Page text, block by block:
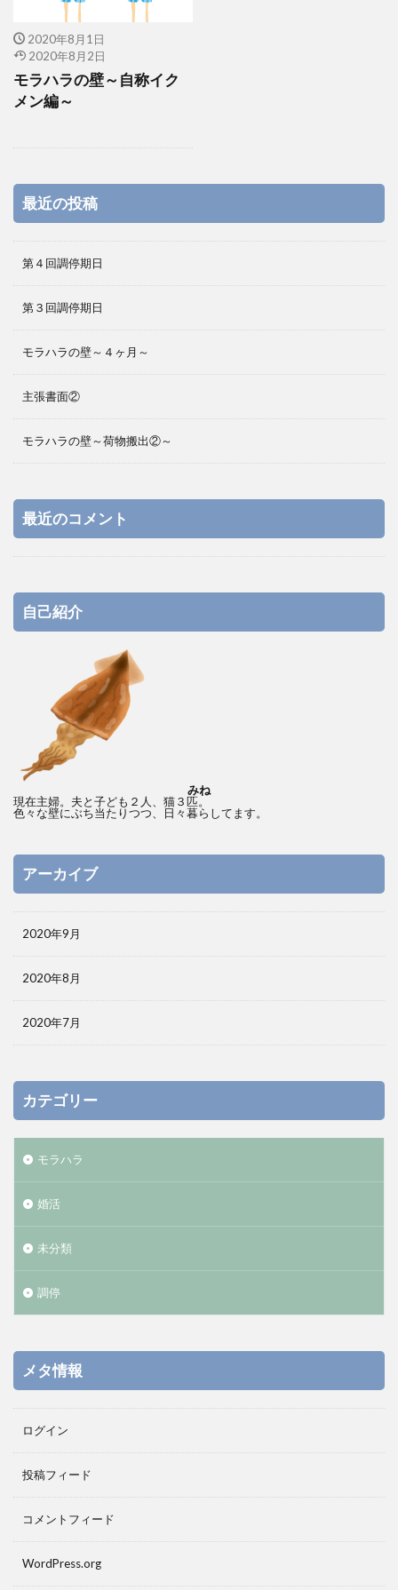
2020年8月1日
2020年8月2日
モラハラの壁～自称イク
メン編～
最近の投稿
第４回調停期日
第３回調停期日
モラハラの壁～４ヶ月～
主張書面②
モラハラの壁～荷物搬出②～
最近のコメント
自己紹介
みね
現在主婦。夫と子ども２人、猫３匹。
色々な壁にぶち当たりつつ、日々暮らしてます。
アーカイブ
2020年9月
2020年8月
2020年7月
カテゴリー
モラハラ
婚活
未分類
調停
メタ情報
ログイン
投稿フィード
コメントフィード
WordPress.org